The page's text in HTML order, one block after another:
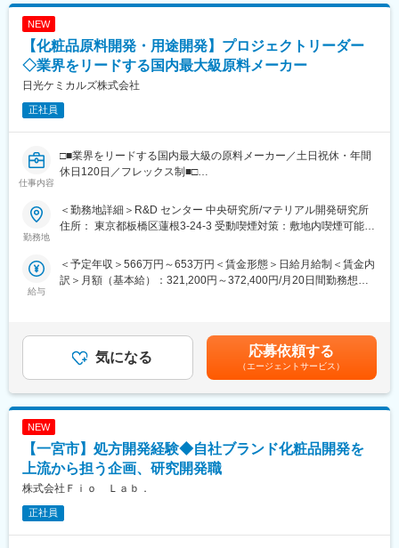
といったブランドを展開しており、ヘアケアを中心とした美容に
関する様々なジャンルの商品を研究開発、製造、そして販売まで
一貫して行っております。当社の製品は全てヘアサロン専売品と
なっており、創業から約80年で培った商品は、美容師の方からも
す。
NEW
【化粧品原料開発・用途開発】プロジェクトリーダー
◇業界をリードする国内最大級原料メーカー
日光ケミカルズ株式会社
正社員
仕事内容
□■業界をリードする国内最大級の原料メーカー／土日祝休・年間
休日120日／フレックス制■□
【製品開発部 共通業務】
化粧品原料の開発および用途開発におけるプロジェクトリーダー
として携わっていただきます。これまでのご経験を活かし、開発
成検討、性能評価までの一連のプロセスを裁量を持って主導して
いただくポジションです。
・社内外（合成部門、購買部、外部研究機関、共同開発先）との
協業・技術交渉における窓口としての推進
・営業部員への同行（顧客への技術的なプレゼンテーションや、
課題解決などの技術サポート）
・若手、ミドルメンバーへの技術的な指導およびサポート
・研究室に留まらず、国内外での学会発表の機会もあり、技術者
として市場価値を高められる環境です。
・社内外の多様な部門や外部機関と協業するため、これまでの知
見を活かしつつ、さらに専門性を深めることができます。
【新技術開発G 主業務】
チームメンバー4名で連携しながら、主に以下の業務をスピーディ
ーに推進します。
勤務地
＜勤務地詳細＞R&D センター 中央研究所/マテリアル開発研究所
住所： 東京都板橋区蓮根3-24-3 受動喫煙対策：敷地内喫煙可能場
給与
＜予定年収＞566万円～653万円＜賃金形態＞日給月給制＜賃金内
訳＞月額（基本給）：321,200円～372,400円/月20日間勤務想定
を含む）＜昇給有無＞有＜残業手当＞有＜給与補足＞※給与詳細は
経験・スキルを考慮の上、決定します。■その他固定手当食事手
当：￥16,000■賞与：4か月分（会社業績、組織評価、個人評価に
より決定）賃金はあくまでも目安の金額であり、選考を通じて上
下する可能性があります。月給(月額)は固定手当を含めた表記で
気になる 応募依頼する
（エージェントサービス）
NEW
【一宮市】処方開発経験◆自社ブランド化粧品開発を
上流から担う企画、研究開発職
株式会社Ｆｉｏ Ｌａｂ．
正社員